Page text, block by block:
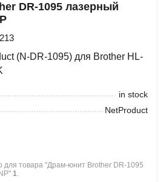
DR-1095 лазерный
(N-DR-1095) для Brother HL-
in stock
NetProduct
для товара "Драм-юнит Brother DR-1095
1.